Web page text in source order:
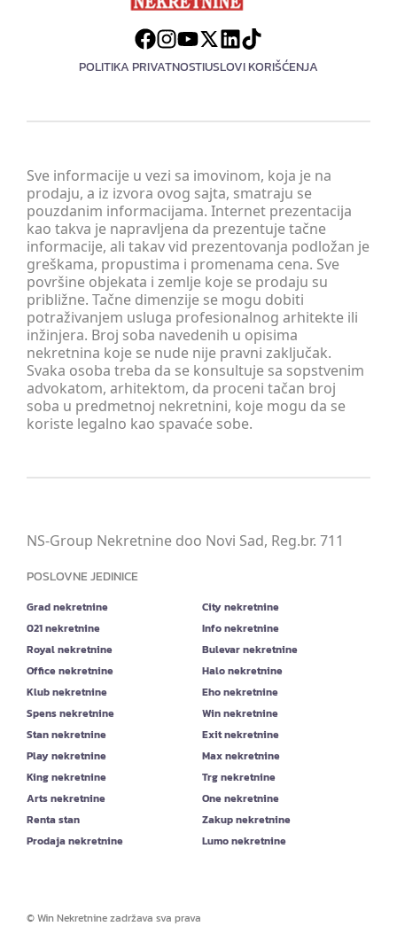
POLITIKA PRIVATNOSTIUSLOVI KORIŠĆENJA
Sve informacije u vezi sa imovinom, koja je na
prodaju, a iz izvora ovog sajta, smatraju se
pouzdanim informacijama. Internet prezentacija
kao takva je napravljena da prezentuje tačne
informacije, ali takav vid prezentovanja podložan je
greškama, propustima i promenama cena. Sve
površine objekata i zemlje koje se prodaju su
približne. Tačne dimenzije se mogu dobiti
potraživanjem usluga profesionalnog arhitekte ili
inžinjera. Broj soba navedenih u opisima
nekretnina koje se nude nije pravni zaključak.
Svaka osoba treba da se konsultuje sa sopstvenim
advokatom, arhitektom, da proceni tačan broj
soba u predmetnoj nekretnini, koje mogu da se
koriste legalno kao spavaće sobe.
NS-Group Nekretnine doo Novi Sad, Reg.br. 711
POSLOVNE JEDINICE
Grad nekretnine
City nekretnine
021 nekretnine
Info nekretnine
Royal nekretnine
Bulevar nekretnine
Office nekretnine
Halo nekretnine
Klub nekretnine
Eho nekretnine
Spens nekretnine
Win nekretnine
Stan nekretnine
Exit nekretnine
Play nekretnine
Max nekretnine
King nekretnine
Trg nekretnine
Arts nekretnine
One nekretnine
Renta stan
Zakup nekretnine
Prodaja nekretnine
Lumo nekretnine
©Win Nekretninezadržava sva prava